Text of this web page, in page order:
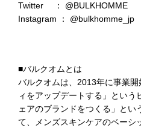
Twitter ： @BULKHOMME
Instagram ： @bulkhomme_jp
■バルクオムとは
バルクオムは、2013年に事業
ィをアップデートする」という
ェアのブランドをつくる」とい
て、メンズスキンケアのベーシ